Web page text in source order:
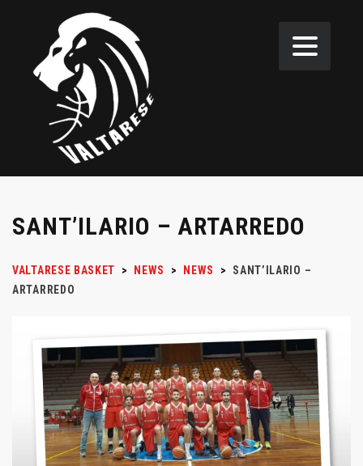
SANT’ILARIO – ARTARREDO
VALTARESE BASKET > NEWS > NEWS >
SANT’ILARIO –
ARTARREDO